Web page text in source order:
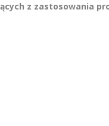
z zastosowania